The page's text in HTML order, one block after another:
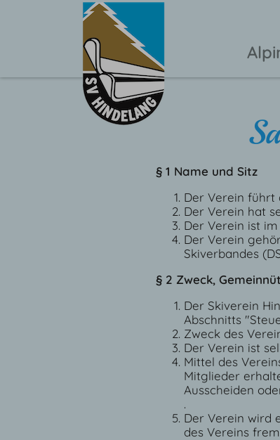
§ 1 Name und Sitz
Der Verein führt
Der Verein hat
Der Verein ist
Der Verein
Skiverbandes
§ 2 Zweck,
Der Skiverein
Abschnitts
Zweck des
Der Verein ist
Mittel des
Mitglieder
Ausscheiden
.
Der Verein wird
des Vereins